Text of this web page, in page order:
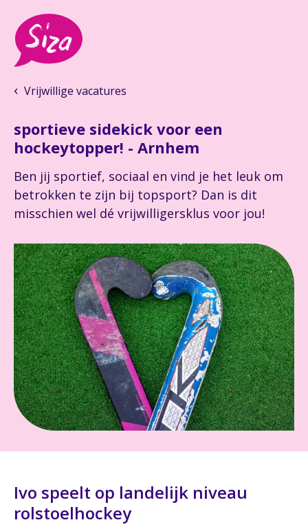
Vrijwillige vacatures
sportieve sidekick voor een
hockeytopper! - Arnhem
Ben jij sportief, sociaal en vind je het leuk om
betrokken te zijn bij topsport? Dan is dit
misschien wel dé vrijwilligersklus voor jou!
Ivo speelt op landelijk niveau
rolstoelhockey